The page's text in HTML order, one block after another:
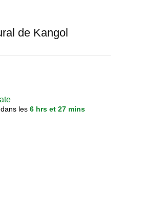
de Kangol
les 6 hrs et 27 mins